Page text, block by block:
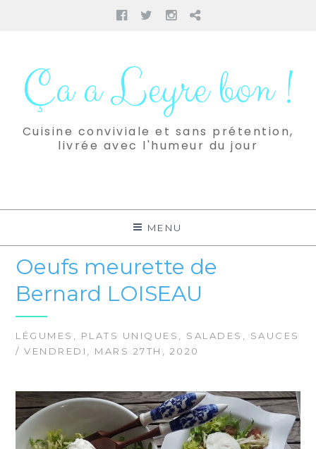
Facebook
TwitterInstagram
Pinterest
contenuÇa a Leyre bon !
Cuisine conviviale et sans prétention,
livrée avec l'humeur du jour
MENU
Oeufs meurette de
Bernard LOISEAU
LÉGUMES PLATS UNIQUES SALADES
SAUCES
/ VENDREDI, MARS 27TH, 2020